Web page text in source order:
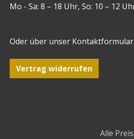
Mo - Sa: 8 – 18 Uhr, So: 10 – 12
Oder über unser Kontaktformular.
Vertrag widerrufen
Alle